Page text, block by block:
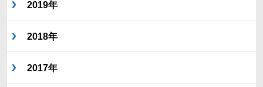
2019年
2018年
2017年